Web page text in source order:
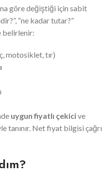
göre değiştiği için sabit
“ne kadar tutar?”
belirlenir:
motosiklet, tır)
uygun fiyatlı çekicive
tanınır. Net fiyat bilgisi çağrı